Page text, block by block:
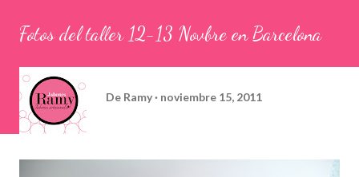
Fotos del taller 12-13 Novbre en Barcelona
De Ramy noviembre 15, 2011